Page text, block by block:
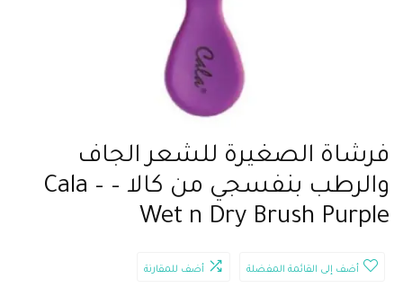
فرشاة الصغيرة للشعر الجاف
والرطب بنفسجي من كالا – Cala –
Wet n Dry Brush Purple
أضف إلى القائمة المفضلة أضف للمقارنة